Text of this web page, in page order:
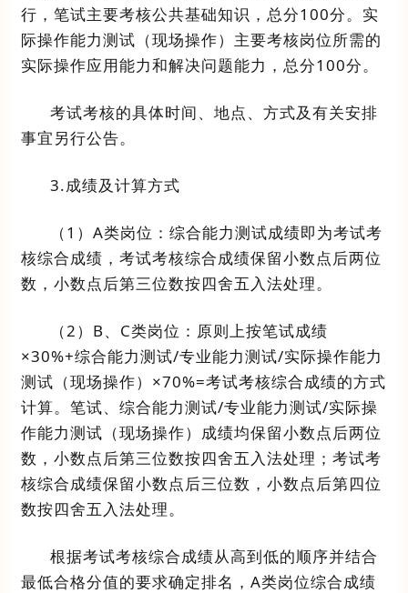
行，笔试主要考核公共基础知识，总分100分。实
际操作能力测试（现场操作）主要考核岗位所需的
实际操作应用能力和解决问题能力，总分100分。
考试考核的具体时间、地点、方式及有关安排
事宜另行公告。
3.成绩及计算方式
（1 ） A类岗位 ：综合能力测试成绩即为考试考
核综合成绩，考试考核综合成绩保留小数点后两位
数 ， 小数点后第三位数按四舍五入法处理。
（2） B、 C类岗位 ： 原则上按笔试成绩
×30%+综合能力测试/专业能力测试/实际操作能力
测试（现场操作） ×70%=考试考核综合成绩的方式
计算。 笔试、 综合能力测试/专业能力测试/实际操
作能力测试（现场操作） 成绩均保留小数点后两位
数， 小数点后第三位数按四舍五入法处理 ； 考试考
核综合成绩保留小数点后三位数， 小数点后第四位
数按四舍五入法处理。
根据考试考核综合成绩从高到低的顺序并结合
最低合格分值的要求确定排名， A类岗位综合成绩